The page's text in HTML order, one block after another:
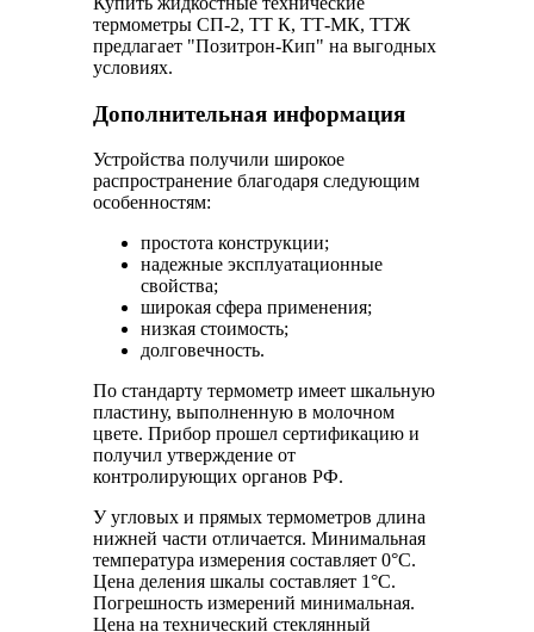
термометры СП-2, ТТ К, ТТ-МК, ТТЖ
предлагает "Позитрон-Кип" на выгодных
условиях.
Дополнительная информация
Устройства получили широкое
распространение благодаря следующим
особенностям:
простота конструкции;
надежные эксплуатационные
свойства;
широкая сфера применения;
низкая стоимость;
долговечность.
По стандарту термометр имеет шкальную
пластину, выполненную в молочном
цвете. Прибор прошел сертификацию и
получил утверждение от
контролирующих органов РФ.
У угловых и прямых термометров длина
нижней части отличается. Минимальная
температура измерения составляет 0°С.
Цена деления шкалы составляет 1°С.
Погрешность измерений минимальная.
Цена на технический стеклянный